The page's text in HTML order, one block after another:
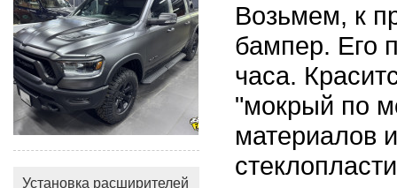
Установка расширителей
Возьмем, к
бампер. Его
часа.
"мокрый по
материалов